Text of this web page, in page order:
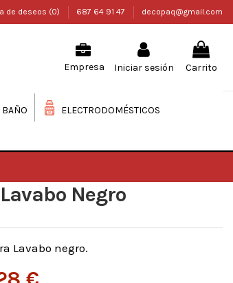
de deseos (0) 687 64 91 47 decopaq@gmail.com
Empresa Iniciar sesión Carrito
BAÑO ELECTRODOMÉSTICOS
Negro
Lavabo negro.